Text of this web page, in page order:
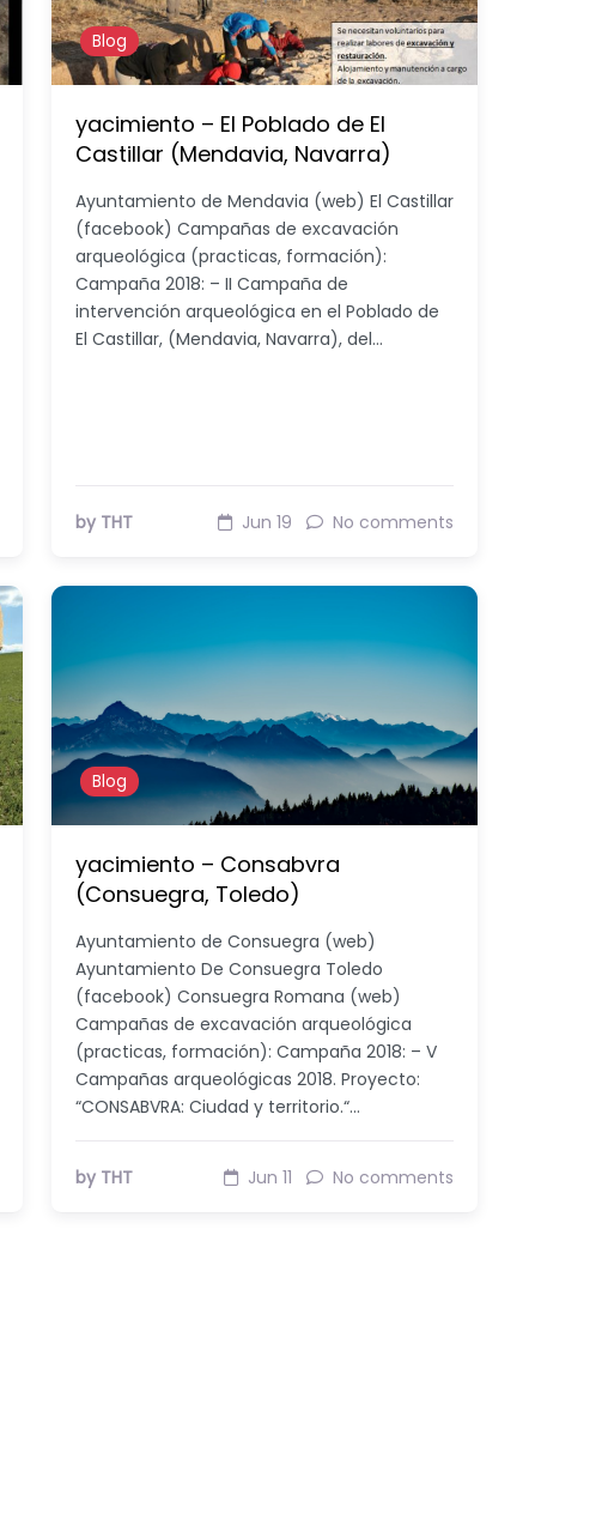
Blog
yacimiento – El Poblado de El
Castillar (Mendavia, Navarra)
Ayuntamiento de Mendavia (web) El Castillar
(facebook) Campañas de excavación
arqueológica (practicas, formación):
Campaña 2018: – II Campaña de
intervención arqueológica en el Poblado de
El Castillar, (Mendavia, Navarra), del…
by THT Jun 19 No comments
Blog
yacimiento – Consabvra
(Consuegra, Toledo)
Ayuntamiento de Consuegra (web)
Ayuntamiento De Consuegra Toledo
(facebook) Consuegra Romana (web)
Campañas de excavación arqueológica
(practicas, formación): Campaña 2018: – V
Campañas arqueológicas 2018. Proyecto:
“CONSABVRA: Ciudad y territorio.“…
by THT Jun 11 No comments